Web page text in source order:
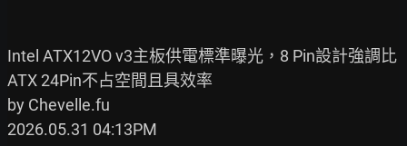
Intel ATX12VO v3主板供電標準曝光，8 Pin設計強調比
ATX 24Pin不占空間且具效率
by Chevelle.fu
2026.05.31 04:13PM